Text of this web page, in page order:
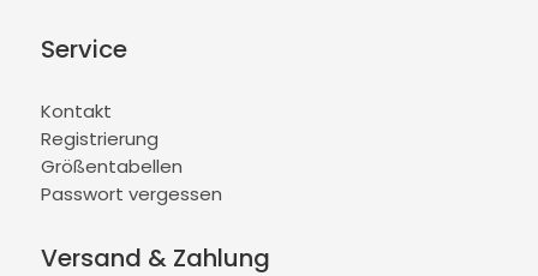
Service
Kontakt
Registrierung
Größentabellen
Passwort vergessen
Versand & Zahlung